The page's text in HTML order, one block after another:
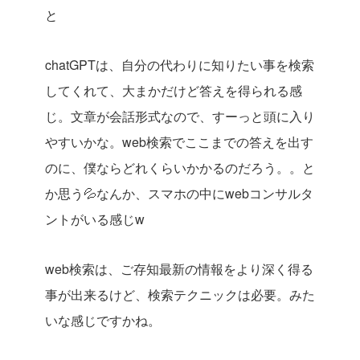
と
chatGPTは、自分の代わりに知りたい事を検索
してくれて、大まかだけど答えを得られる感
じ。文章が会話形式なので、すーっと頭に入り
やすいかな。web検索でここまでの答えを出す
のに、僕ならどれくらいかかるのだろう。。と
か思う💦なんか、スマホの中にwebコンサルタ
ントがいる感じw
web検索は、ご存知最新の情報をより深く得る
事が出来るけど、検索テクニックは必要。みた
いな感じですかね。